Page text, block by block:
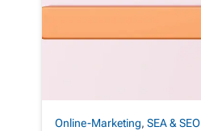
Online-Marketing, SEA & SEO